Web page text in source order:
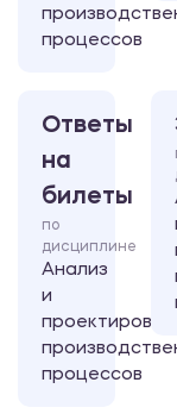
процессов
Ответы
на
билеты
по
дисциплине
Анализ
и
процессов